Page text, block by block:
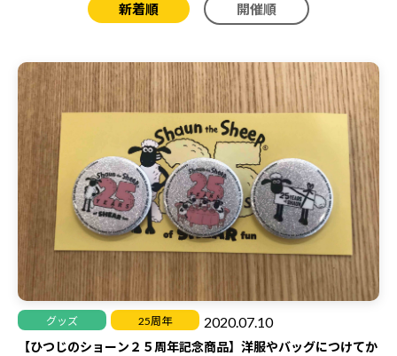
新着順 開催順
グッズ 25周年 2020.07.10
【ひつじのショーン２５周年記念商品】洋服やバッグにつけてか